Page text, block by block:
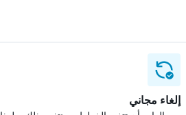
إلغاء مجاني